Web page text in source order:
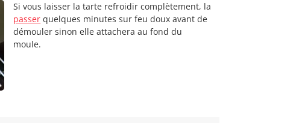
Si vous laisser la tarte refroidir complètement, la
passer quelques minutes sur feu doux avant de
démouler sinon elle attachera au fond du
moule.